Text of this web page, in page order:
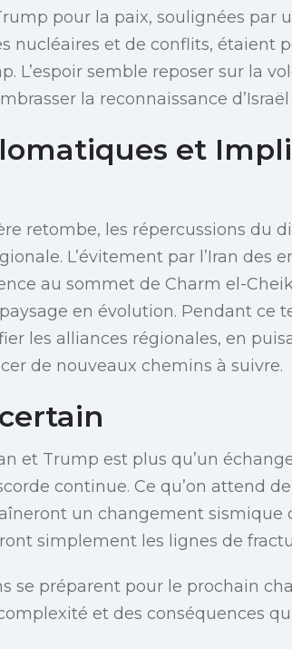
pour la paix, soulignées par
nucléaires et de conflits, étaient
L’espoir semble reposer sur la
la reconnaissance
et
retombe, les répercussions du
L’évitement par l’Iran des
au sommet de Charm el-
en évolution. Pendant ce
les alliances régionales, en
de nouveaux chemins à suivre.
et Trump est plus qu’un
continue. Ce qu’on attend
un changement sismique
simplement les lignes de
se préparent pour le prochain
et des conséquences